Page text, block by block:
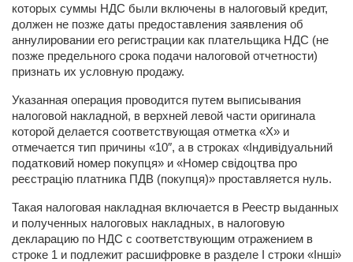
которых суммы НДС были включены в налоговый кредит,
должен не позже даты предоставления заявления об
аннулировании его регистрации как плательщика НДС (не
позже предельного срока подачи налоговой отчетности)
признать их условную продажу.
Указанная операция проводится путем выписывания
налоговой накладной, в верхней левой части оригинала
которой делается соответствующая отметка «Х» и
отмечается тип причины «10″, а в строках «Індивідуальний
податковий номер покупця» и «Номер свідоцтва про
реєстрацію платника ПДВ (покупця)» проставляется нуль.
Такая налоговая накладная включается в Реестр выданных
и полученных налоговых накладных, в налоговую
декларацию по НДС с соответствующим отражением в
строке 1 и подлежит расшифровке в разделе І строки «Інші»